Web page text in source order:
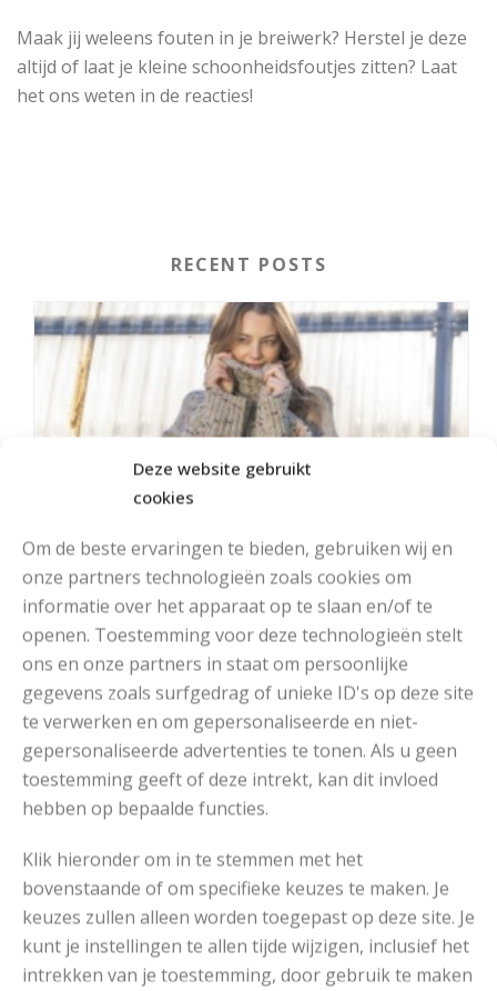
Deze website gebruikt
cookies
Om de beste ervaringen te bieden, gebruiken wij en
onze partners technologieën zoals cookies om
informatie over het apparaat op te slaan en/of te
openen. Toestemming voor deze technologieën stelt
ons en onze partners in staat om persoonlijke
gegevens zoals surfgedrag of unieke ID's op deze site
te verwerken en om gepersonaliseerde en niet-
gepersonaliseerde advertenties te tonen. Als u geen
toestemming geeft of deze intrekt, kan dit invloed
hebben op bepaalde functies.
Klik hieronder om in te stemmen met het
bovenstaande of om specifieke keuzes te maken. Je
keuzes zullen alleen worden toegepast op deze site. Je
kunt je instellingen te allen tijde wijzigen, inclusief het
intrekken van je toestemming, door gebruik te maken
Maak jij weleens fouten in je breiwerk? Herstel je deze
altijd of laat je kleine schoonheidsfoutjes zitten? Laat
het ons weten in de reacties!
RECENT POSTS
MOOIE RUIMVALLENDE COLTRUI BREIEN